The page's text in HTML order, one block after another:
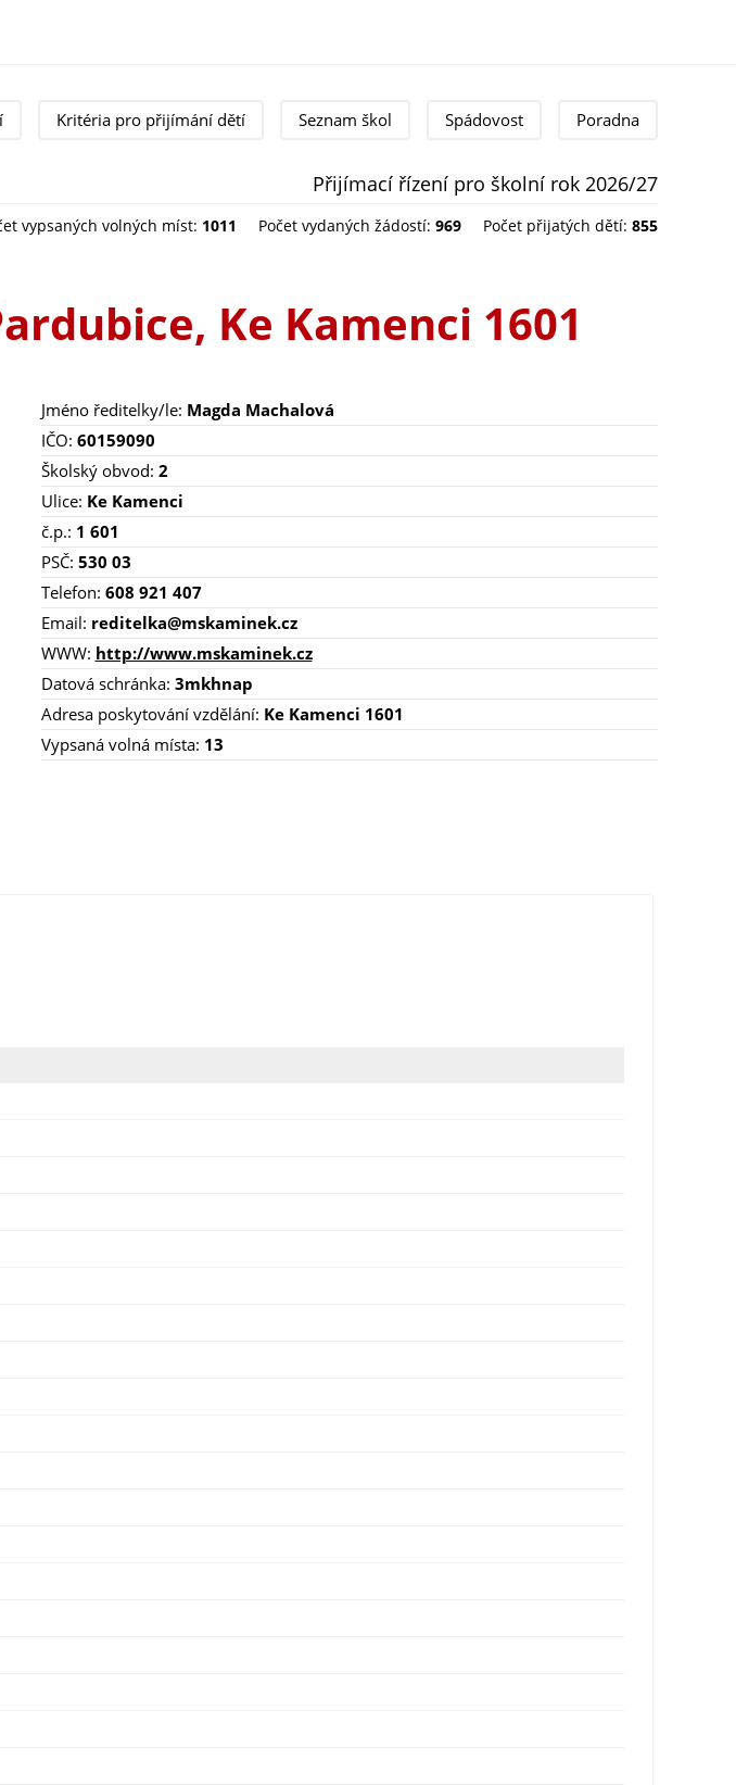
Kritéria pro přijímání dětí Seznam škol Spádovost Poradna
Přijímací řízení pro školní rok 2026/27
vypsaných volných míst: 1011 Počet vydaných žádostí: 969 Počet přijatých dětí: 855
Ke Kamenci 1601
Jméno ředitelky/le: Magda Machalová
IČO: 60159090
Školský obvod: 2
Ulice: Ke Kamenci
č.p.: 1 601
PSČ: 530 03
Telefon: 608 921 407
Email: reditelka@mskaminek.cz
WWW: http://www.mskaminek.cz
Datová schránka: 3mkhnap
Adresa poskytování vzdělání: Ke Kamenci 1601
Vypsaná volná místa: 13